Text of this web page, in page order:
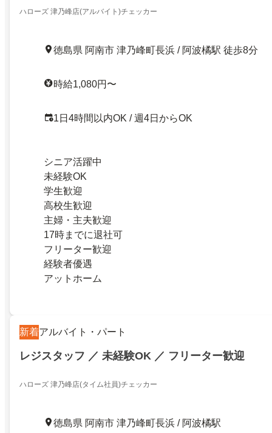
ハローズ 津乃峰店(アルバイト)チェッカー
徳島県 阿南市 津乃峰町長浜 / 阿波橘駅 徒歩8分
時給1,080円〜
1日4時間以内OK / 週4日からOK
シニア活躍中
未経験OK
学生歓迎
高校生歓迎
主婦・主夫歓迎
17時までに退社可
フリーター歓迎
経験者優遇
アットホーム
新着アルバイト・パート
レジスタッフ ／ 未経験OK ／ フリーター歓迎
ハローズ 津乃峰店(タイム社員)チェッカー
徳島県 阿南市 津乃峰町長浜 / 阿波橘駅